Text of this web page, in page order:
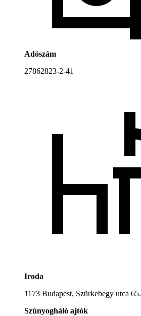
Adószám
27862823-2-41
Iroda
1173 Budapest, Szürkebegy utca 65.
Szúnyogháló ajtók